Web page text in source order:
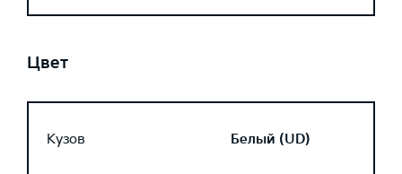
Цвет
Кузов Белый (UD)